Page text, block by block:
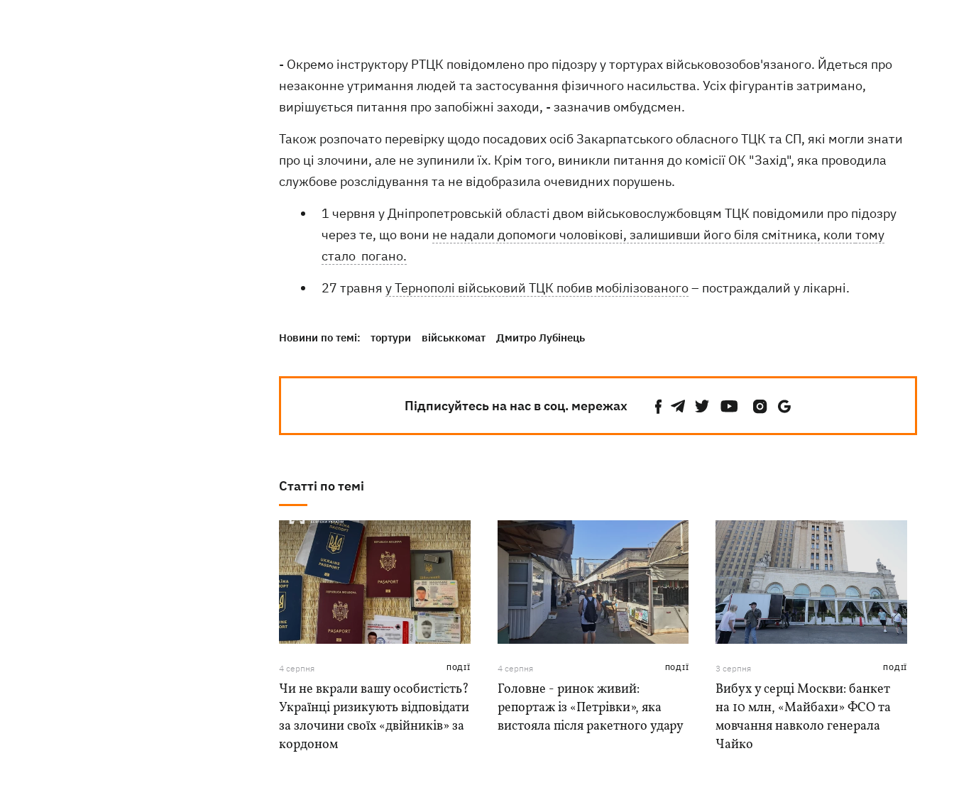
- Окремо інструктору РТЦК повідомлено про підозру у тортурах військовозобов'язаного. Йдеться про
незаконне утримання людей та застосування фізичного насильства. Усіх фігурантів затримано,
вирішується питання про запобіжні заходи, - зазначив омбудсмен.
Також розпочато перевірку щодо посадових осіб Закарпатського обласного ТЦК та СП, які могли знати
про ці злочини, але не зупинили їх. Крім того, виникли питання до комісії ОК "Захід", яка проводила
службове розслідування та не відобразила очевидних порушень.
1 червня у Дніпропетровській області двом військовослужбовцям ТЦК повідомили про підозру
через те, що вони не надали допомоги чоловікові, залишивши його біля смітника, коли тому
стало погано.
27 травня у Тернополі військовий ТЦК побив мобілізованого– постраждалий у лікарні.
Новини по темі: тортури військкомат Дмитро Лубінець
Підписуйтесь на нас в соц. мережах
Статті по темі
4 серпня ПОДІЇ
Чи не вкрали вашу особистість?
Українці ризикують відповідати
за злочини своїх «двійників» за
кордоном
4 серпня ПОДІЇ
Головне - ринок живий:
репортаж із «Петрівки», яка
вистояла після ракетного удару
3 серпня ПОДІЇ
Вибух у серці Москви: банкет
на 10 млн, «Майбахи» ФСО та
мовчання навколо генерала
Чайко